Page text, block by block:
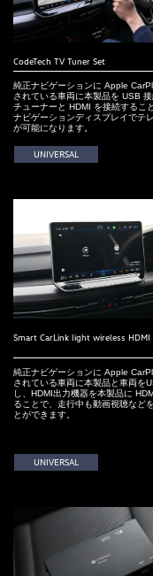
CodeTech TV Tuner Set
純正ナビゲーションに Apple
されている車両に本製品を USB
チューナーと HDMI を接続するこ
ナビゲーションディスプレイでテ
が可能になります。
UNIVERSAL
Smart CarLink light wireless HDMI
純正ナビゲーションに Apple
されている車両に本製品と車両を
し、HDMI出力機器を本製品に
ることで、走行中も動画視聴など
とができます。
UNIVERSAL